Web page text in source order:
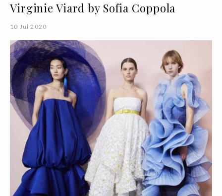
Virginie Viard by Sofia Coppola
10 Jul 2020